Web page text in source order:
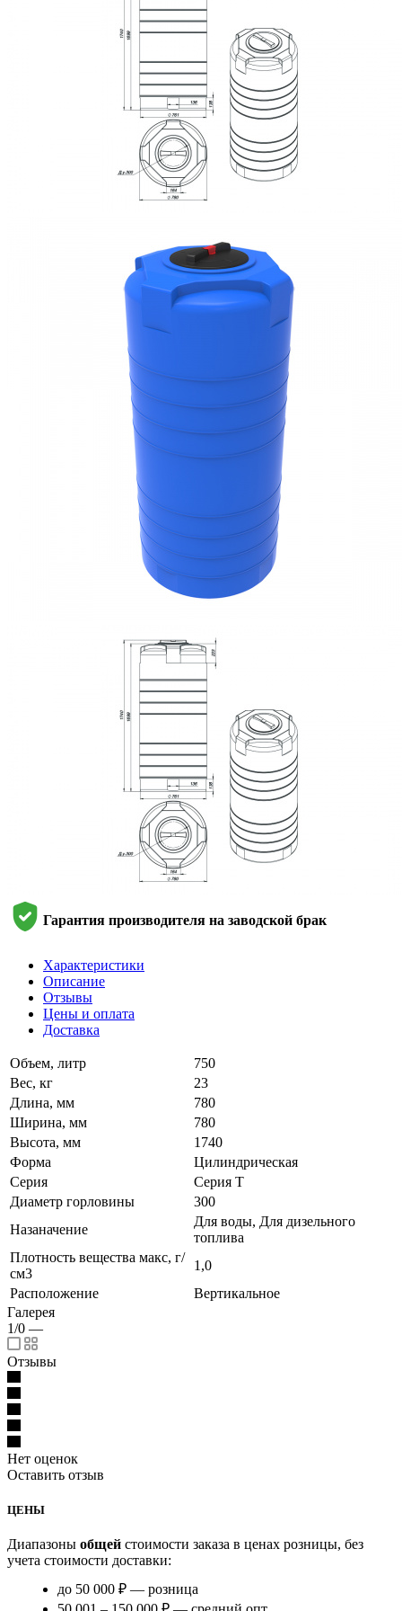
Гарантия производителя на заводской брак
Характеристики
Описание
Отзывы
Цены и оплата
Доставка
Объем, литр
750
Вес, кг
23
Длина, мм
780
Ширина, мм
780
Высота, мм
1740
Форма
Цилиндрическая
Серия
Серия T
Диаметр горловины
300
Назаначение
Для воды, Для дизельного
топлива
Плотность вещества макс, г/
см3
1,0
Расположение
Вертикальное
Галерея
1/0 —
Отзывы
Нет оценок
Оставить отзыв
ЦЕНЫ
Диапазоны общей стоимости заказа в ценах розницы, без
учета стоимости доставки:
до 50 000 ₽ — розница